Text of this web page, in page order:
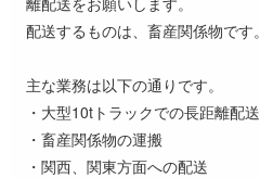
配送するものは、畜産関係物です。
主な業務は以下の通りです。
・大型10tトラックでの長距離配送
・畜産関係物の運搬
・関西、関東方面への配送